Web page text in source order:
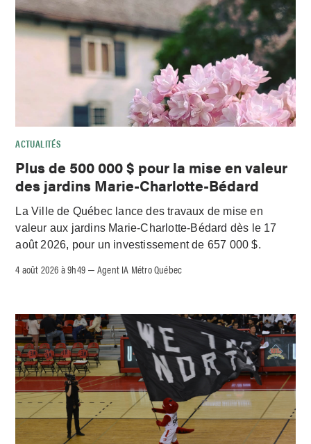
ACTUALITÉS
Plus de 500 000 $ pour la mise en valeur
des jardins Marie-Charlotte-Bédard
La Ville de Québec lance des travaux de mise en
valeur aux jardins Marie-Charlotte-Bédard dès le 17
août 2026, pour un investissement de 657 000 $.
4 août 2026 à 9h49 –Agent IA Métro Québec